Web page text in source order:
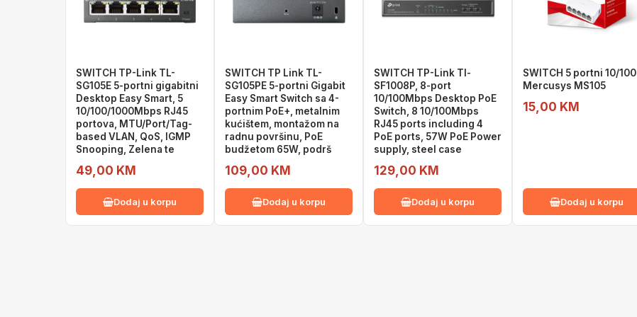
SWITCH TP-Link TL-
SG105E 5-portni gigabitni
Desktop Easy Smart, 5
10/100/1000Mbps RJ45
portova, MTU/Port/Tag-
based VLAN, QoS, IGMP
Snooping, Zelena te
49,00 KM
Dodaj u korpu
SWITCH TP Link TL-
SG105PE 5-portni Gigabit
Easy Smart Switch sa 4-
portnim PoE+, metalnim
kućištem, montažom na
radnu površinu, PoE
budžetom 65W, podrš
109,00 KM
Dodaj u korpu
SWITCH TP-Link Tl-
SF1008P, 8-port
10/100Mbps Desktop PoE
Switch, 8 10/100Mbps
RJ45 ports including 4
PoE ports, 57W PoE Power
supply, steel case
129,00 KM
Dodaj u korpu
SWITCH 5 portni 10/100
Mercusys MS105
15,00 KM
Dodaj u korpu